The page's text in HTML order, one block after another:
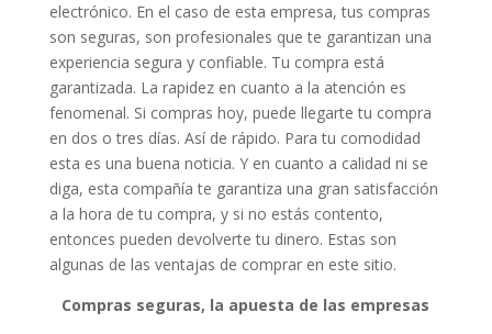
electrónico. En el caso de esta empresa, tus compras
son seguras, son profesionales que te garantizan una
experiencia segura y confiable. Tu compra está
garantizada. La rapidez en cuanto a la atención es
fenomenal. Si compras hoy, puede llegarte tu compra
en dos o tres días. Así de rápido. Para tu comodidad
esta es una buena noticia. Y en cuanto a calidad ni se
diga, esta compañía te garantiza una gran satisfacción
a la hora de tu compra, y si no estás contento,
entonces pueden devolverte tu dinero. Estas son
algunas de las ventajas de comprar en este sitio.
Compras seguras, la apuesta de las empresas